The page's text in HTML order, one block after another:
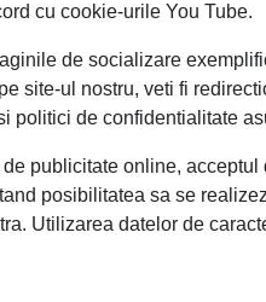
cu cookie-urile You Tube.
de socializare
site-ul nostru, veti fi
politici de confidentialitate
publicitate online,
posibilitatea sa se
Utilizarea datelor de